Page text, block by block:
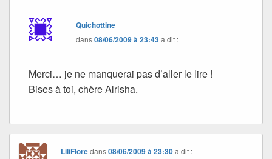
Quichottine
dans08/06/2009 à 23:43a dit :
Merci… je ne manquerai pas d’aller le lire !
Bises à toi, chère Alrisha.
LiliFloredans08/06/2009 à 23:30 a dit :